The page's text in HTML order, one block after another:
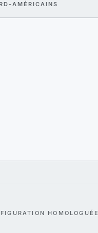
AMÉRICAINS
HOMOLOGUÉE